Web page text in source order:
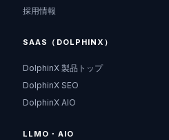
採用情報
SAAS（DOLPHINX）
DolphinX 製品トップ
DolphinX SEO
DolphinX AIO
LLMO・AIO